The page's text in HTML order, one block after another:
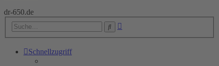
dr-650.de
Suche
Schnellzugriff